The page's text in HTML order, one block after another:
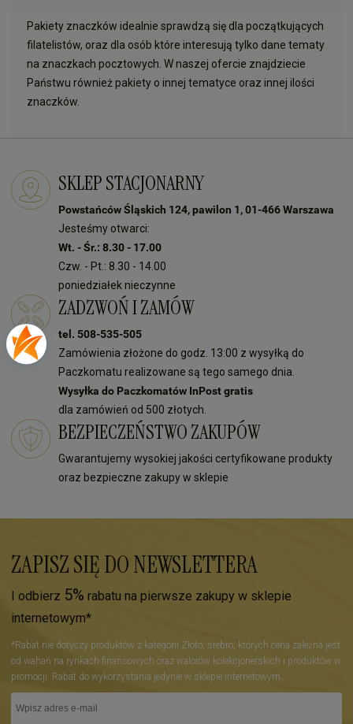
Pakiety znaczków idealnie sprawdzą się dla początkujących
filatelistów, oraz dla osób które interesują tylko dane tematy
na znaczkach pocztowych. W naszej ofercie znajdziecie
Państwu również pakiety o innej tematyce oraz innej ilości
znaczków.
SKLEP STACJONARNY
Powstańców Śląskich 124, pawilon 1, 01-466 Warszawa
Jesteśmy otwarci:
Wt. - Śr.: 8.30 - 17.00
Czw. - Pt.: 8.30 - 14.00
poniedziałek nieczynne
ZADZWOŃ I ZAMÓW
tel. 508-535-505
Zamówienia złożone do godz. 13:00 z wysyłką do
Paczkomatu realizowane są tego samego dnia.
Wysyłka do Paczkomatów InPost gratis
dla zamówień od 500 złotych.
BEZPIECZEŃSTWO ZAKUPÓW
Gwarantujemy wysokiej jakości certyfikowane produkty
oraz bezpieczne zakupy w sklepie
ZAPISZ SIĘ DO NEWSLETTERA
I odbierz 5% rabatu na pierwsze zakupy w sklepie
internetowym*
*Rabat nie dotyczy produktów z kategorii Złoto, srebro, których cena zależna jest
od wahań na rynkach finansowych oraz walorów kolekcjonerskich i produktów w
promocji. Rabat do wykorzystania jedynie w sklepie internetowym.